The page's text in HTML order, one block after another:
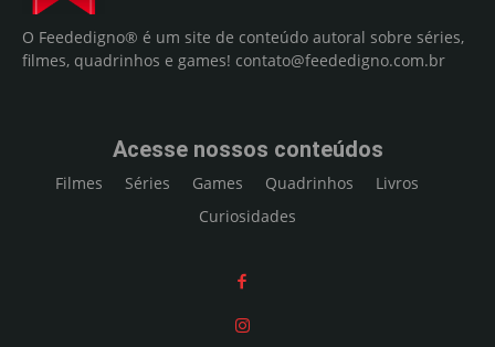
O Feededigno® é um site de conteúdo autoral sobre séries,
filmes, quadrinhos e games! contato@feededigno.com.br
Acesse nossos conteúdos
Filmes Séries Games Quadrinhos
Livros
Curiosidades